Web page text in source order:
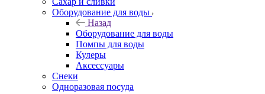
Оборудование для воды
Назад
Оборудование для воды
Помпы для воды
Кулеры
Аксессуары
Снеки
Одноразовая посуда